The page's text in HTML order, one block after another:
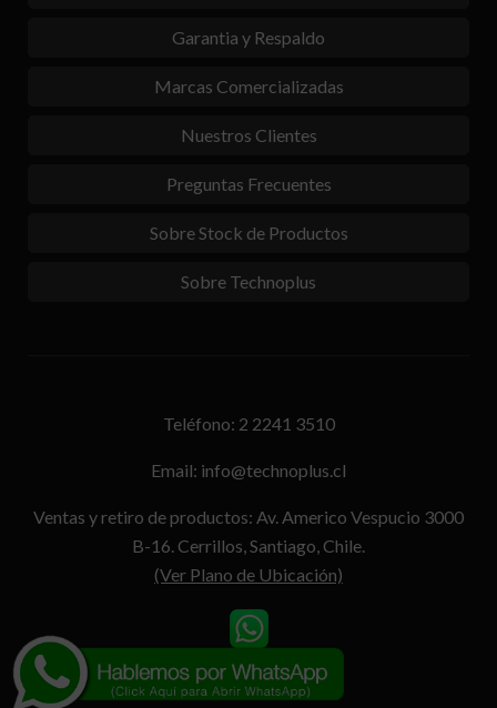
Garantia y Respaldo
Marcas Comercializadas
Nuestros Clientes
Preguntas Frecuentes
Sobre Stock de Productos
Sobre Technoplus
Teléfono: 2 2241 3510
Email: info@technoplus.cl
Ventas y retiro de productos: Av. Americo Vespucio 3000
B-16. Cerrillos, Santiago, Chile.
(Ver Plano de Ubicación)